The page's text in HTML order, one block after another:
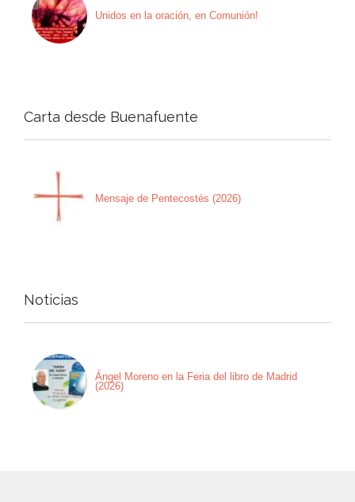
Unidos en la oración, en Comunión!
Carta desde Buenafuente
Mensaje de Pentecostés (2026)
Noticias
Ángel Moreno en la Feria del libro de Madrid
(2026)